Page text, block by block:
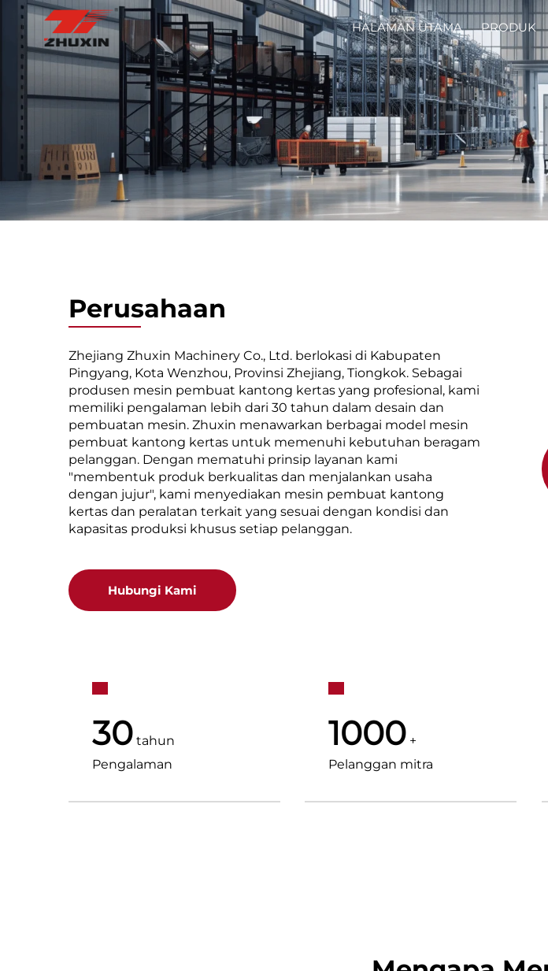
HALAMAN UTAMA PRODUK
Perusahaan
Zhejiang Zhuxin Machinery Co., Ltd. berlokasi di Kabupaten
Pingyang, Kota Wenzhou, Provinsi Zhejiang, Tiongkok. Sebagai
produsen mesin pembuat kantong kertas yang profesional, kami
memiliki pengalaman lebih dari 30 tahun dalam desain dan
pembuatan mesin. Zhuxin menawarkan berbagai model mesin
pembuat kantong kertas untuk memenuhi kebutuhan beragam
pelanggan. Dengan mematuhi prinsip layanan kami
"membentuk produk berkualitas dan menjalankan usaha
dengan jujur", kami menyediakan mesin pembuat kantong
kertas dan peralatan terkait yang sesuai dengan kondisi dan
kapasitas produksi khusus setiap pelanggan.
Hubungi Kami
30 tahun
Pengalaman
1000 +
Pelanggan mitra